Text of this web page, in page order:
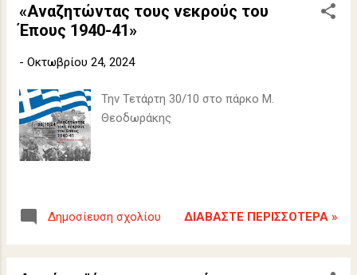
«Αναζητώντας τους νεκρούς του
Έπους 1940-41»
- Οκτωβρίου 24, 2024
Την Τετάρτη 30/10 στο πάρκο Μ.
Θεοδωράκης
Δημοσίευση σχολίου ΔΙΑΒΆΣΤΕ ΠΕΡΙΣΣΌΤΕΡΑ »